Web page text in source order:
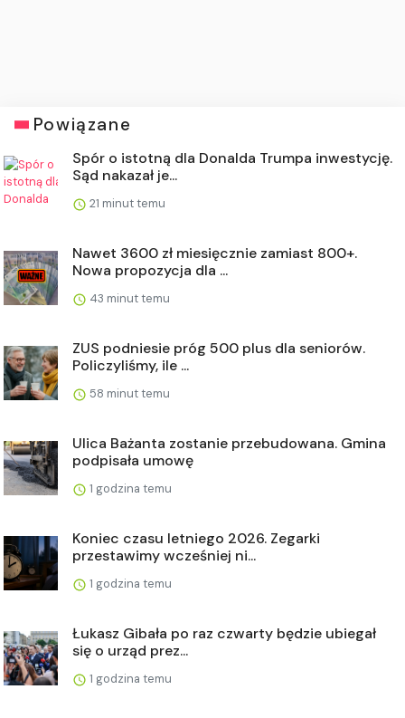
Powiązane
Spór o istotną dla Donalda Trumpa inwestycję.
Sąd nakazał je...
21 minut temu
Nawet 3600 zł miesięcznie zamiast 800+.
Nowa propozycja dla ...
43 minut temu
ZUS podniesie próg 500 plus dla seniorów.
Policzyliśmy, ile ...
58 minut temu
Ulica Bażanta zostanie przebudowana. Gmina
podpisała umowę
1 godzina temu
Koniec czasu letniego 2026. Zegarki
przestawimy wcześniej ni...
1 godzina temu
Łukasz Gibała po raz czwarty będzie ubiegał
się o urząd prez...
1 godzina temu